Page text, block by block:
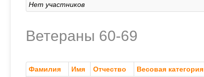
Нет участников
Ветераны 60-69
Фамилия Имя Отчество Весовая категория